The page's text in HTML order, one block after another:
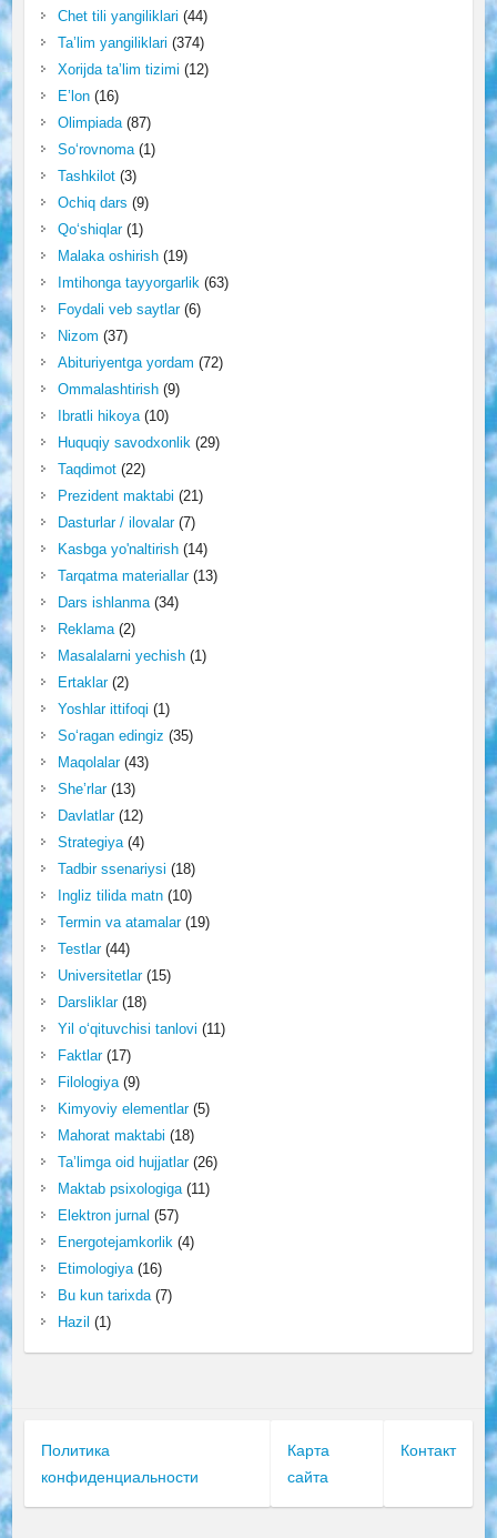
Chet tili yangiliklari (44)
Ta’lim yangiliklari (374)
Xorijda ta’lim tizimi (12)
E’lon(16)
Olimpiada(87)
So‘rovnoma(1)
Tashkilot(3)
Ochiq dars (9)
Qo‘shiqlar(1)
Malaka oshirish(19)
Imtihonga tayyorgarlik(63)
Foydali veb saytlar(6)
Nizom (37)
Abituriyentga yordam (72)
Ommalashtirish(9)
Ibratli hikoya(10)
Huquqiy savodxonlik(29)
Taqdimot(22)
Prezident maktabi (21)
Dasturlar / ilovalar(7)
Kasbga yo'naltirish(14)
Tarqatma materiallar(13)
Dars ishlanma(34)
Reklama(2)
Masalalarni yechish(1)
Ertaklar(2)
Yoshlar ittifoqi (1)
So‘ragan edingiz (35)
Maqolalar(43)
She’rlar(13)
Davlatlar(12)
Strategiya(4)
Tadbir ssenariysi (18)
Ingliz tilida matn(10)
Termin va atamalar(19)
Testlar(44)
Universitetlar(15)
Darsliklar(18)
Yil o‘qituvchisi tanlovi (11)
Faktlar(17)
Filologiya(9)
Kimyoviy elementlar(5)
Mahorat maktabi (18)
Ta’limga oid hujjatlar(26)
Maktab psixologiga(11)
Elektron jurnal (57)
Energotejamkorlik(4)
Etimologiya(16)
Bu kun tarixda(7)
Hazil (1)
Политика
конфиденциальности
Карта
сайта
Контакт